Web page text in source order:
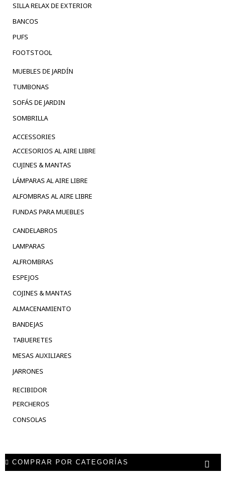
SILLA RELAX DE EXTERIOR
BANCOS
PUFS
FOOTSTOOL
MUEBLES DE JARDÍN
TUMBONAS
SOFÁS DE JARDIN
SOMBRILLA
ACCESSORIES
ACCESORIOS AL AIRE LIBRE
CUJINES & MANTAS
LÁMPARAS AL AIRE LIBRE
ALFOMBRAS AL AIRE LIBRE
FUNDAS PARA MUEBLES
CANDELABROS
LAMPARAS
ALFROMBRAS
ESPEJOS
COJINES & MANTAS
ALMACENAMIENTO
BANDEJAS
TABUERETES
MESAS AUXILIARES
JARRONES
RECIBIDOR
PERCHEROS
CONSOLAS
COMPRAR POR CATEGORÍAS